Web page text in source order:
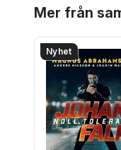
Mer från
Nyhet